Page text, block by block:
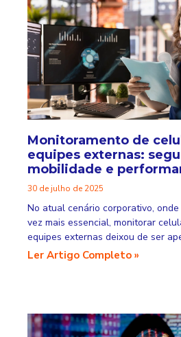
Monitoramento de
equipes externas:
mobilidade e
30 de julho de 2025
No atual cenário corporativo,
vez mais essencial, monitorar
equipes externas deixou de ser
Ler Artigo Completo »